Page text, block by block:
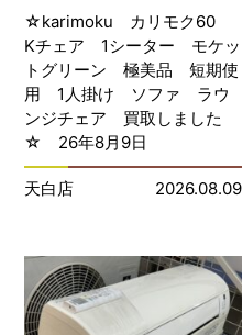
☆karimoku カリモク60
Kチェア 1シーター モケッ
トグリーン 極美品 短期使
用 1人掛け ソファ ラウ
ンジチェア 買取しました
☆ 26年8月9日
天白店 2026.08.09